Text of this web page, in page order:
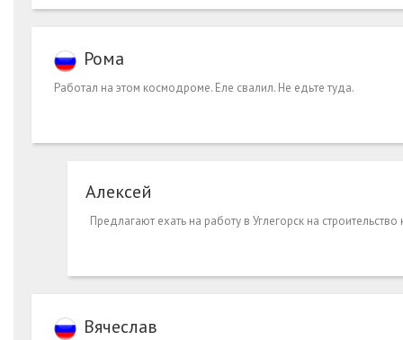
Рома
Работал на этом космодроме. Еле свалил. Не едьте туда.
Алексей
Предлагают ехать на работу в Углегорск на
Вячеслав